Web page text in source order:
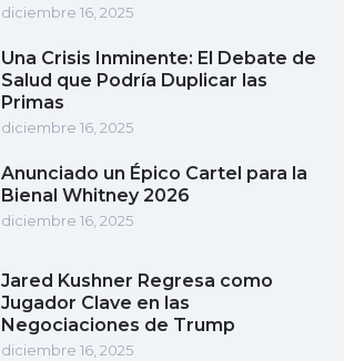
diciembre 16, 2025
Una Crisis Inminente: El Debate de
Salud que Podría Duplicar las
Primas
diciembre 16, 2025
Anunciado un Épico Cartel para la
Bienal Whitney 2026
diciembre 16, 2025
Jared Kushner Regresa como
Jugador Clave en las
Negociaciones de Trump
diciembre 16, 2025